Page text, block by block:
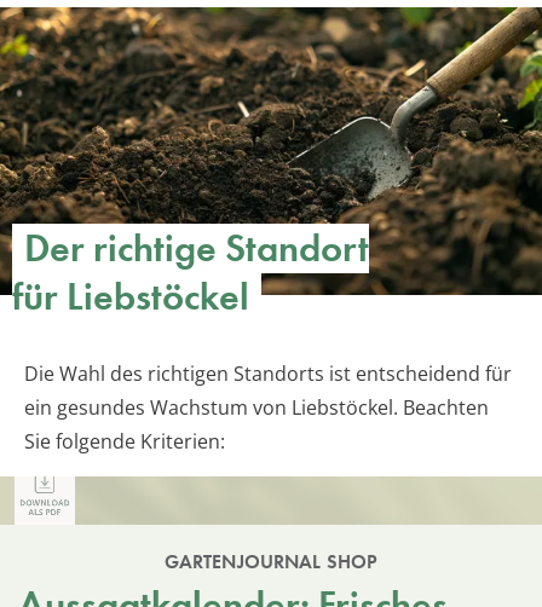
Der richtige Standort
für Liebstöckel
Die Wahl des richtigen Standorts ist entscheidend für
ein gesundes Wachstum von Liebstöckel. Beachten
Sie folgende Kriterien:
GARTENJOURNAL SHOP